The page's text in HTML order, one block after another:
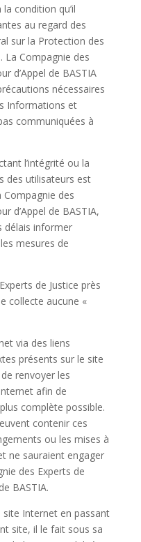
condition qu’il
au regard des
sur la Protection des
La Compagnie des
d’Appel de BASTIA
nécessaires
Informations et
communiquées à
l’intégrité ou la
des utilisateurs est
des
d’Appel de BASTIA,
délais informer
mesures de
de Justice près
collecte aucune «
via des liens
présents sur le site
renvoyer les
afin de
complète possible.
contenir ces
ou les mises à
ne sauraient engager
des Experts de
BASTIA.
site Internet en passant
site, il le fait sous sa